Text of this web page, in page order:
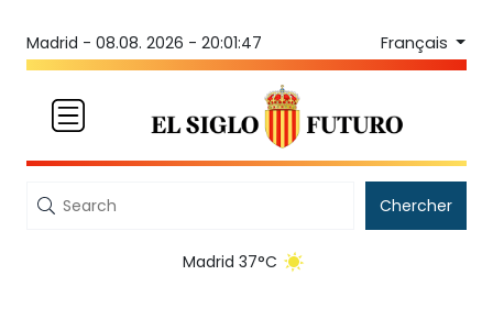
Madrid - 08.08. 2026 - 20:01:47 Français
Chercher
Madrid 37°C